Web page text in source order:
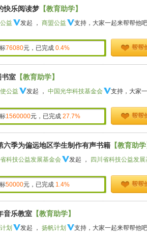
快乐阅读梦 【教育助学】
益 发起 ， 商盟公益 支持，大家一起来帮帮他吧
76080元，已完成 0.4% 帮帮
室 【教育助学】
公益 发起 ， 中国光华科技基金会 支持，大家
1560000元，已完成 27.7% 帮帮
六季为偏远地区学生制作有声书籍 【教育助学
科技公益发展基金会 发起 ， 四川省科技公益发
50000元，已完成 1.4% 帮帮
音乐教室 【教育助学】
划 发起 ， 扬帆计划 支持，大家一起来帮帮他吧